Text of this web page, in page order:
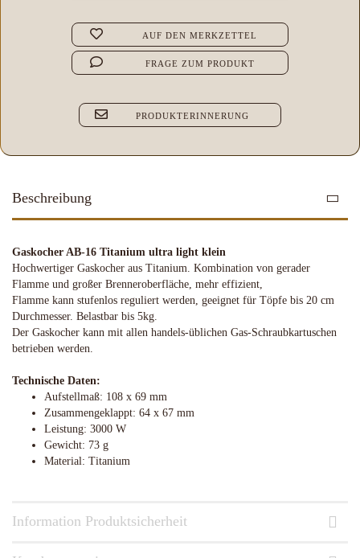
AUF DEN MERKZETTEL
FRAGE ZUM PRODUKT
PRODUKTERINNERUNG
Beschreibung
Gaskocher AB-16 Titanium ultra light klein
Hochwertiger Gaskocher aus Titanium. Kombination von gerader
Flamme und großer Brenneroberfläche, mehr effizient,
Flamme kann stufenlos reguliert werden, geeignet für Töpfe bis 20 cm
Durchmesser. Belastbar bis 5kg.
Der Gaskocher kann mit allen handels-üblichen Gas-Schraubkartuschen
betrieben werden.
Technische Daten:
Aufstellmaß: 108 x 69 mm
Zusammengeklappt: 64 x 67 mm
Leistung: 3000 W
Gewicht: 73 g
Material: Titanium
Information Produktsicherheit